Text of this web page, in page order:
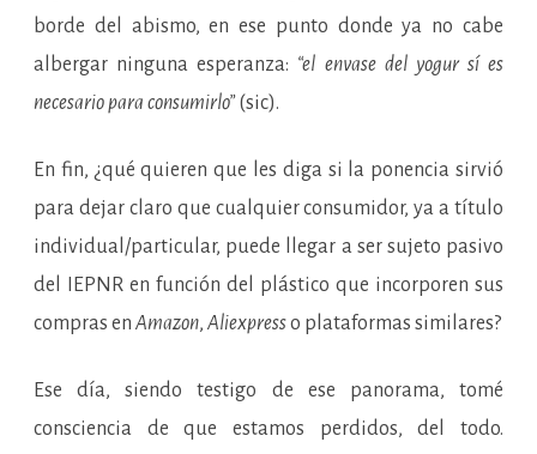
borde del abismo, en ese punto donde ya no cabe
albergar ninguna esperanza: “el envase del yogur sí es
necesario para consumirlo”(sic).
En fin, ¿qué quieren que les diga si la ponencia sirvió
para dejar claro que cualquier consumidor, ya a título
individual/particular, puede llegar a ser sujeto pasivo
del IEPNR en función del plástico que incorporen sus
compras en Amazon, Aliexpresso plataformas similares?
Ese día, siendo testigo de ese panorama, tomé
consciencia de que estamos perdidos, del todo.